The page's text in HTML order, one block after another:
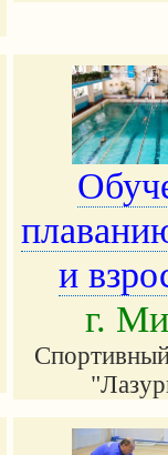
и
г.